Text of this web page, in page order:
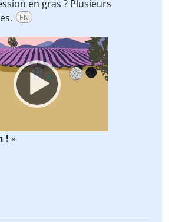
en gras ? Plusieurs
EN
! »